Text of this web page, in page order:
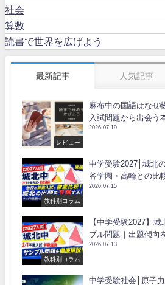
社会
算数
読書で世界を広げよう
最新記事 人気記事
レビュー
麻布中の国語はな
入試問題から出会う
2026.07.19
教科別コラム
中学受験2027│城北
谷学園・高輪との比
2026.07.15
教科別コラム
【中学受験2027】
プル問題｜出題傾向
2026.07.13
中学受験社会│原子